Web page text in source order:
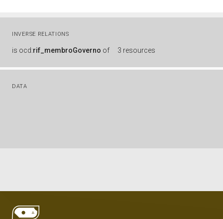
INVERSE RELATIONS
is ocd:rif_membroGoverno of 3 resources
DATA